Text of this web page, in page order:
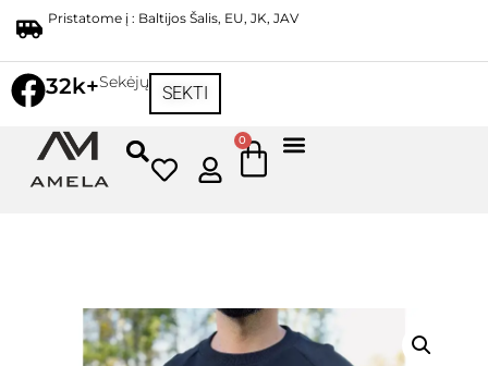
Pristatome į : Baltijos Šalis, EU, JK, JAV
32k+Sekėjų
SEKTI
0